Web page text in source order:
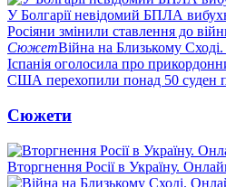
У Болгарії невідомий БПЛА
Росіяни змінили ставлення до
СюжетВійна на Близькому
Іспанія оголосила про
США перехопили понад 50 суден
Сюжети
Вторгнення Росії в Україну.